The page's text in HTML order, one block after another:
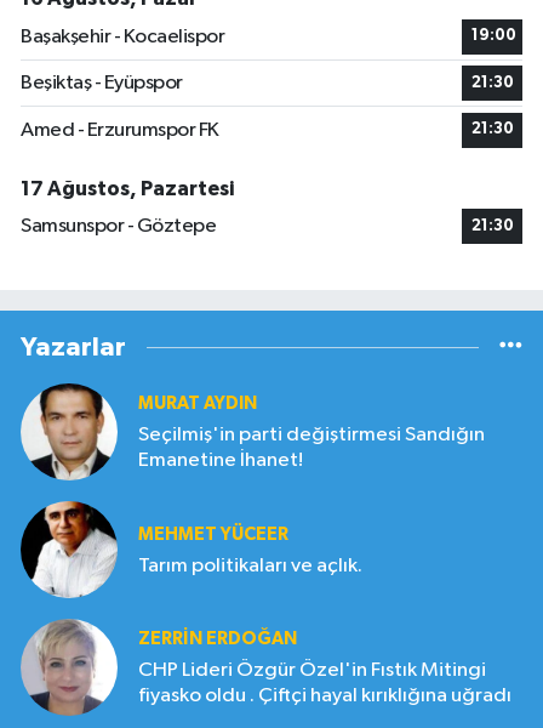
Başakşehir - Kocaelispor
19:00
Beşiktaş - Eyüpspor 21:30
Amed - Erzurumspor FK 21:30
17 Ağustos, Pazartesi
Samsunspor - Göztepe
21:30
Yazarlar
MURAT AYDIN
Seçilmiş'in parti değiştirmesi Sandığın
Emanetine İhanet!
MEHMET YÜCEER
Tarım politikaları ve açlık.
ZERRIN ERDOĞAN
CHP Lideri Özgür Özel'in Fıstık Mitingi
fiyasko oldu . Çiftçi hayal kırıklığına uğradı